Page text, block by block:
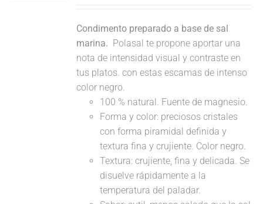
Condimento preparado a base de sal
marina. Polasal te propone aportar una
nota de intensidad visual y contraste en
tus platos. con estas escamas de intenso
color negro.
100 % natural. Fuente de magnesio.
Forma y color: preciosos cristales
con forma piramidal definida y
textura fina y crujiente. Color negro.
Textura: crujiente, fina y delicada. Se
disuelve rápidamente a la
temperatura del paladar.